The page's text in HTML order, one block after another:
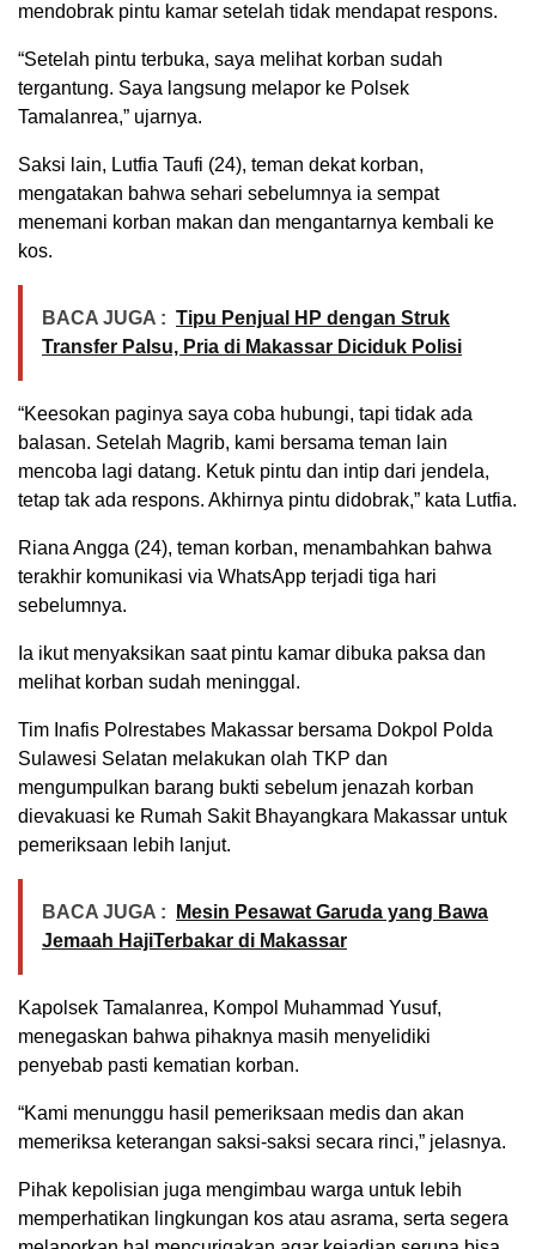
mendobrak pintu kamar setelah tidak mendapat respons.
“Setelah pintu terbuka, saya melihat korban sudah
tergantung. Saya langsung melapor ke Polsek
Tamalanrea,” ujarnya.
Saksi lain, Lutfia Taufi (24), teman dekat korban,
mengatakan bahwa sehari sebelumnya ia sempat
menemani korban makan dan mengantarnya kembali ke
kos.
BACA JUGA : Tipu Penjual HP dengan Struk
Transfer Palsu, Pria di Makassar Diciduk Polisi
“Keesokan paginya saya coba hubungi, tapi tidak ada
balasan. Setelah Magrib, kami bersama teman lain
mencoba lagi datang. Ketuk pintu dan intip dari jendela,
tetap tak ada respons. Akhirnya pintu didobrak,” kata Lutfia.
Riana Angga (24), teman korban, menambahkan bahwa
terakhir komunikasi via WhatsApp terjadi tiga hari
sebelumnya.
Ia ikut menyaksikan saat pintu kamar dibuka paksa dan
melihat korban sudah meninggal.
Tim Inafis Polrestabes Makassar bersama Dokpol Polda
Sulawesi Selatan melakukan olah TKP dan
mengumpulkan barang bukti sebelum jenazah korban
dievakuasi ke Rumah Sakit Bhayangkara Makassar untuk
pemeriksaan lebih lanjut.
BACA JUGA :
Mesin Pesawat Garuda yang Bawa
Jemaah HajiTerbakar di Makassar
Kapolsek Tamalanrea, Kompol Muhammad Yusuf,
menegaskan bahwa pihaknya masih menyelidiki
penyebab pasti kematian korban.
“Kami menunggu hasil pemeriksaan medis dan akan
memeriksa keterangan saksi-saksi secara rinci,” jelasnya.
Pihak kepolisian juga mengimbau warga untuk lebih
memperhatikan lingkungan kos atau asrama, serta segera